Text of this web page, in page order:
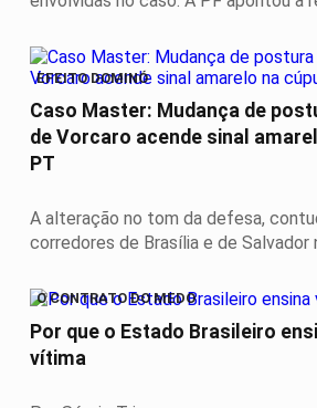
EFEITO DOMINÓ
Caso Master: Mudança de
de Vorcaro acende sinal
PT
A alteração no tom da defesa,
corredores de Brasília e de Salvador
O CONTRATO DO MEDO
Por que o Estado Brasileiro
vítima